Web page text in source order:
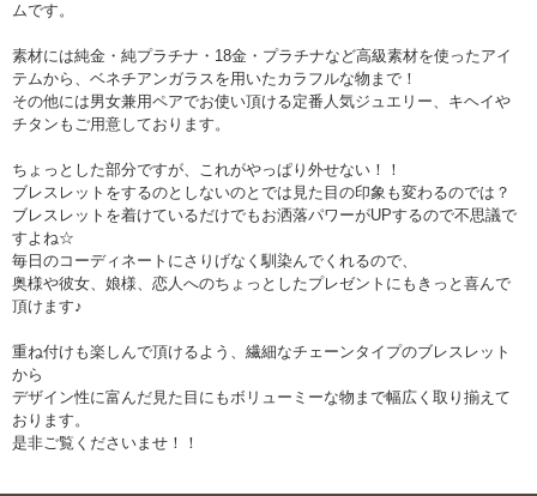
ムです。
素材には純金・純プラチナ・18金・プラチナなど高級素材を使ったアイ
テムから、ベネチアンガラスを用いたカラフルな物まで！
その他には男女兼用ペアでお使い頂ける定番人気ジュエリー、キヘイや
チタンもご用意しております。
ちょっとした部分ですが、これがやっぱり外せない！！
ブレスレットをするのとしないのとでは見た目の印象も変わるのでは？
ブレスレットを着けているだけでもお洒落パワーがUPするので不思議で
すよね☆
毎日のコーディネートにさりげなく馴染んでくれるので、
奥様や彼女、娘様、恋人へのちょっとしたプレゼントにもきっと喜んで
頂けます♪
重ね付けも楽しんで頂けるよう、繊細なチェーンタイプのブレスレット
から
デザイン性に富んだ見た目にもボリューミーな物まで幅広く取り揃えて
おります。
是非ご覧くださいませ！！